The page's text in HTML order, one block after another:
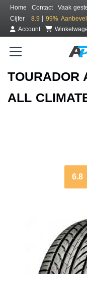
Home Contact
Vaak
Cijfer
8.9 | 99%
Account
TOURADOR
ALL
6.8